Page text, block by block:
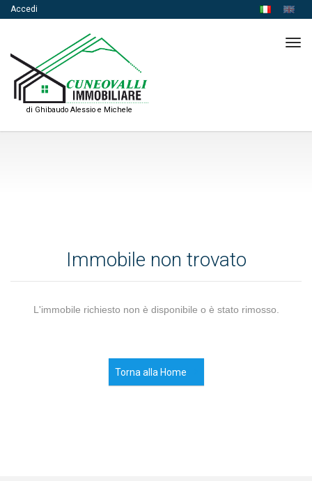
Accedi
di Ghibaudo Alessio e Michele
Immobile non trovato
L'immobile richiesto non è disponibile o è stato rimosso.
Torna alla Home